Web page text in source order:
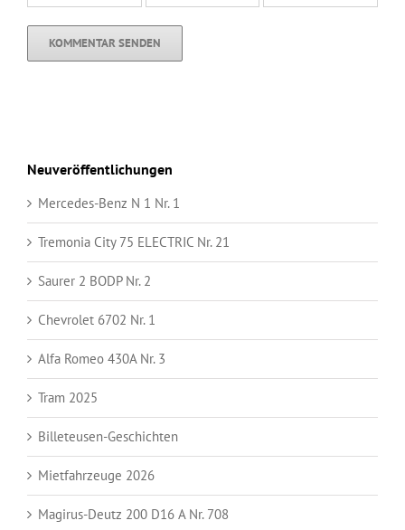
Neuveröffentlichungen
Mercedes-Benz N 1 Nr. 1
Tremonia City 75 ELECTRIC Nr. 21
Saurer 2 BODP Nr. 2
Chevrolet 6702 Nr. 1
Alfa Romeo 430A Nr. 3
Tram 2025
Billeteusen-Geschichten
Mietfahrzeuge 2026
Magirus-Deutz 200 D16 A Nr. 708